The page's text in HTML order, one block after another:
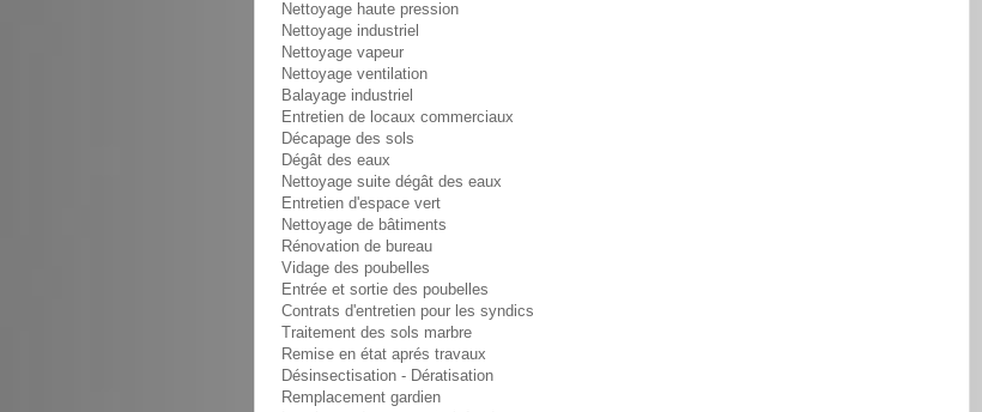
Nettoyage haute pression
Nettoyage industriel
Nettoyage vapeur
Nettoyage ventilation
Balayage industriel
Entretien de locaux commerciaux
Décapage des sols
Dégât des eaux
Nettoyage suite dégât des eaux
Entretien d'espace vert
Nettoyage de bâtiments
Rénovation de bureau
Vidage des poubelles
Entrée et sortie des poubelles
Contrats d'entretien pour les syndics
Traitement des sols marbre
Remise en état aprés travaux
Désinsectisation - Dératisation
Remplacement gardien